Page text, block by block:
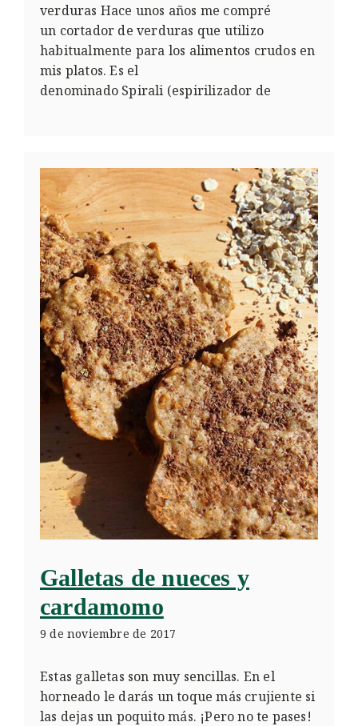
verduras Hace unos años me compré
un cortador de verduras que utilizo
habitualmente para los alimentos crudos en
mis platos. Es el
denominado Spirali (espirilizador de
Galletas de nueces y
cardamomo
9 de noviembre de 2017
Estas galletas son muy sencillas. En el
horneado le darás un toque más crujiente si
las dejas un poquito más. ¡Pero no te pases!